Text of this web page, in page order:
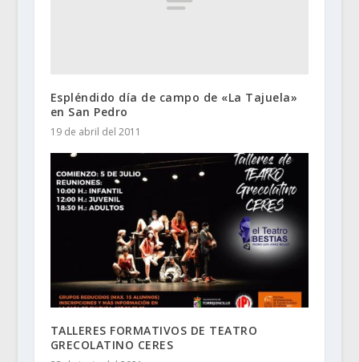
Espléndido día de campo de «La Tajuela»
en San Pedro
19 de abril del 2011
TALLERES FORMATIVOS DE TEATRO
GRECOLATINO CERES